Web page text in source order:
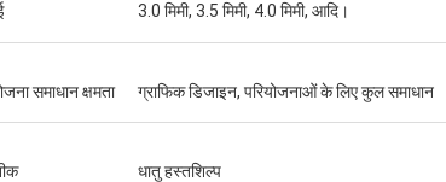
3.0 मिमी, 3.5 मिमी, 4.0 मिमी, आदि।
समाधान क्षमता ग्राफिक डिजाइन, परियोजनाओं के लिए कुल समाधान
धातु हस्तशिल्प